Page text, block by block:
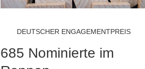
DEUTSCHER ENGAGEMENTPREIS
685 Nominierte im